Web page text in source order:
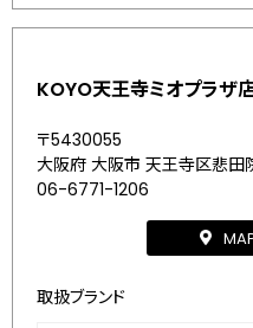
KOYO天王寺ミオプラザ
〒5430055
大阪府 大阪市 天王寺区悲田
06-6771-1206
取扱ブランド